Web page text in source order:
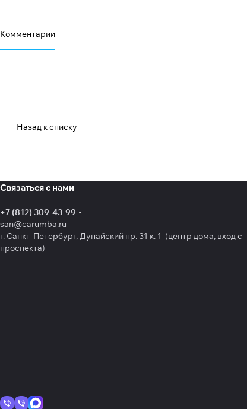
Комментарии
Назад к списку
Связаться с нами
+7 (812) 309-43-99
san@carumba.ru
г. Санкт-Петербург, Дунайский пр. 31 к. 1 (центр дома, вход с
проспекта)